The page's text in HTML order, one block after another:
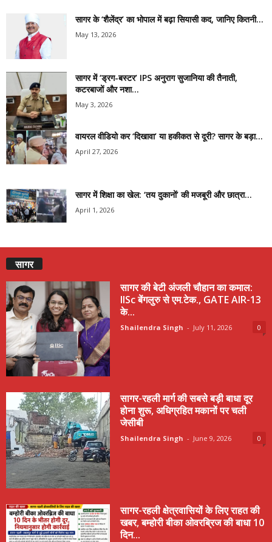
सागर के ‘शैलेंद्र’ का भोपाल में बढ़ा सियासी कद, जानिए कितनी...
May 13, 2026
सागर में ‘ड्रग-बस्टर’ IPS अनुराग सुजानिया की तैनाती,
कटरबाजों और नशा...
May 3, 2026
वायरल वीडियो कर ‘दिखावा’ या हकीकत से दूरी? सागर के बड़ा...
April 27, 2026
सागर में शिक्षा का खेल: ‘तय दुकानों’ की मजबूरी और छात्रा...
April 1, 2026
सागर
सागर की बेटी अंजली चौहान का कमाल:
IISc बेंगलुरु से एम.टेक., GATE AIR-13
के...
Shailendra Singh - July 11, 2026 0
सागर-रहली मार्ग की सबसे बड़ी बाधा दूर
होना शुरू, अधिग्रहित मकानों पर चली
जेसीबी
Shailendra Singh - June 9, 2026 0
सागर-रहली क्षेत्रवासियों के लिए राहत की
खबर, बम्होरी बीका ओवरब्रिज की बाधा 10
दिन...